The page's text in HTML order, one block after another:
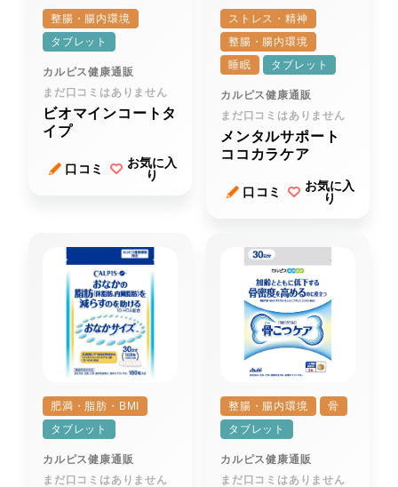
整腸・腸内環境
タブレット
カルピス健康通販
まだ口コミはありません
ビオマインコートタ
イプ
口コミ
お気に入
り
ストレス・精神
整腸・腸内環境
睡眠
タブレット
カルピス健康通販
まだ口コミはありません
メンタルサポート
ココカラケア
口コミ
お気に入
り
肥満・脂肪・BMI
タブレット
カルピス健康通販
まだ口コミはありません
整腸・腸内環境
骨
タブレット
カルピス健康通販
まだ口コミはありません